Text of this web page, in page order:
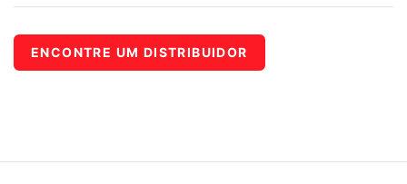
ENCONTRE UM DISTRIBUIDOR